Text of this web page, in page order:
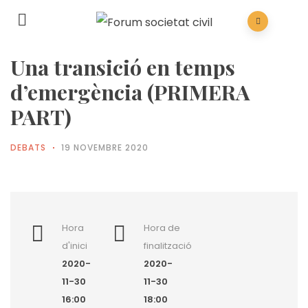
Una transició en temps
d’emergència (PRIMERA
PART)
DEBATS 19 NOVEMBRE 2020
Hora
d'inici
2020-
11-30
16:00
Hora de
finalització
2020-
11-30
18:00